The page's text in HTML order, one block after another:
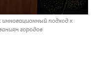
подход к
городов